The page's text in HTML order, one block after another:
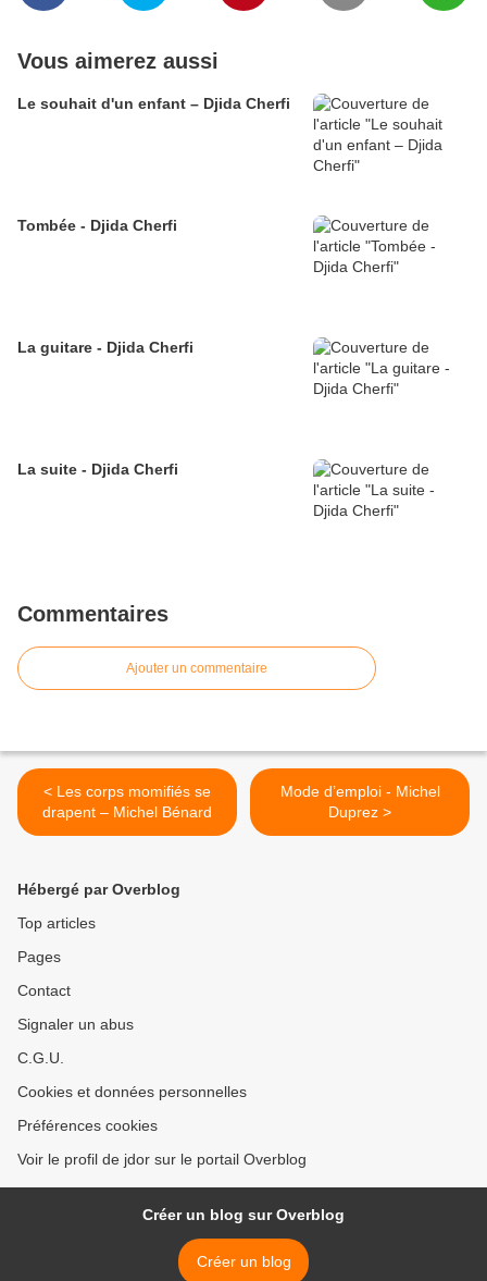
Vous aimerez aussi
Le souhait d'un enfant – Djida Cherfi
Tombée - Djida Cherfi
La guitare - Djida Cherfi
La suite - Djida Cherfi
Commentaires
Ajouter un commentaire
< Les corps momifiés se
drapent – Michel Bénard
Mode d’emploi - Michel
Duprez >
Hébergé par Overblog
Top articles
Pages
Contact
Signaler un abus
C.G.U.
Cookies et données personnelles
Préférences cookies
Voir le profil de jdor sur le portail Overblog
Créer un blog sur Overblog
Créer un blog